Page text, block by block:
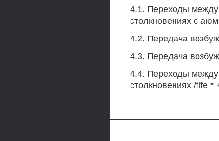
4.1. Переходы
столкновениях с
4.2. Передача
4.3. Передача
4.4. Переходы между
столкновениях /flfe *